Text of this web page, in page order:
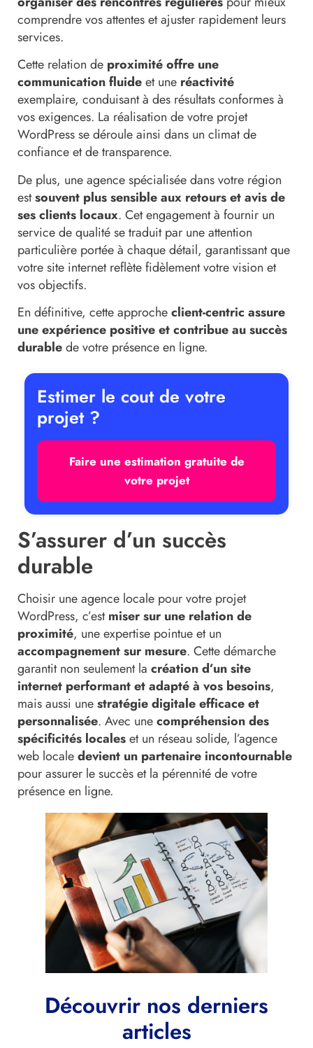
comprendre vos attentes et ajuster rapidement leurs
services.
Cette relation de proximité offre une
communication fluideet une réactivité
exemplaire, conduisant à des résultats conformes à
vos exigences. La réalisation de votre projet
WordPress se déroule ainsi dans un climat de
confiance et de transparence.
De plus, une agence spécialisée dans votre région
estsouvent plus sensible aux retours et avis de
ses clients locaux. Cet engagement à fournir un
service de qualité se traduit par une attention
particulière portée à chaque détail, garantissant que
votre site internet reflète fidèlement votre vision et
vos objectifs.
En définitive, cette approcheclient-centric assure
une expérience positive et contribue au succès
durablede votre présence en ligne.
Estimer le cout de votre
projet ?
Faire une estimation gratuite de
votre projet
S’assurer d’un succès
durable
Choisir une agence locale pour votre projet
WordPress, c’estmiser sur une relation de
proximité, une expertise pointue et un
accompagnement sur mesure. Cette démarche
garantit non seulement la création d’un site
internet performant et adapté à vos besoins,
mais aussi unestratégie digitale efficace et
personnalisée. Avec unecompréhension des
spécificités localeset un réseau solide, l’agence
web localedevient un partenaire incontournable
pour assurer le succès et la pérennité de votre
présence en ligne.
Découvrir nos derniers
articles